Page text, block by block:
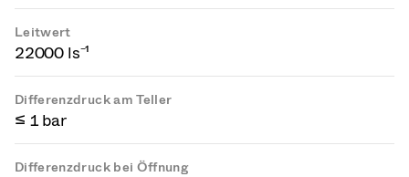
Leitwert
22000 ls⁻¹
Differenzdruck am Teller
≤ 1 bar
Differenzdruck bei Öffnung